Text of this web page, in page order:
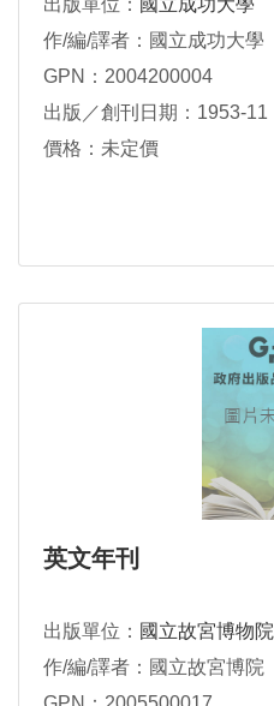
出版單位： 國立成功大學
作/編/譯者：國立成功大學
GPN：2004200004
出版／創刊日期：1953-11
價格：未定價
英文年刊
出版單位： 國立故宮博物院
作/編/譯者：國立故宮博院